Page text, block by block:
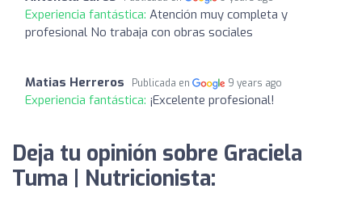
Experiencia fantástica: Atención muy completa y
profesional No trabaja con obras sociales
Matias Herreros Publicada en 9 years ago
Experiencia fantástica: ¡Excelente profesional!
Deja tu opinión sobre Graciela
Tuma | Nutricionista: